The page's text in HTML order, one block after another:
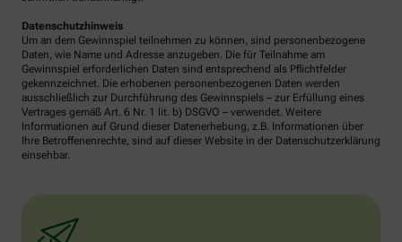
Datenschutzhinweis
Um an dem Gewinnspiel teilnehmen zu können, sind personenbezogene
Daten, wie Name und Adresse anzugeben. Die für Teilnahme am
Gewinnspiel erforderlichen Daten sind entsprechend als Pflichtfelder
gekennzeichnet. Die erhobenen personenbezogenen Daten werden
ausschließlich zur Durchführung des Gewinnspiels – zur Erfüllung eines
Vertrages gemäß Art. 6 Nr. 1 lit. b) DSGVO – verwendet. Weitere
Informationen auf Grund dieser Datenerhebung, z.B. Informationen über
Ihre Betroffenenrechte, sind auf dieser Website in der Datenschutzerklärung
einsehbar.